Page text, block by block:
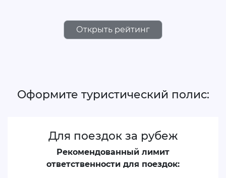
Открыть рейтинг
Оформите туристический полис:
Для поездок за рубеж
Рекомендованный лимит
ответственности для поездок: